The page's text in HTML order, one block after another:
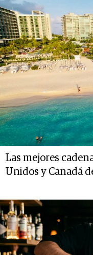
Las mejores
Unidos y Canadá